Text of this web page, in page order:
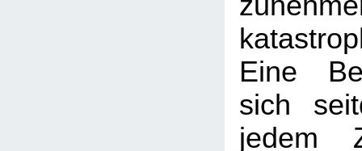
Eine
sich
jedem